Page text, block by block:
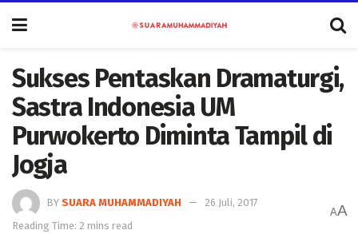
Sukses Pentaskan Dramaturgi,
Sastra Indonesia UM
Purwokerto Diminta Tampil di
Jogja
BY SUARA MUHAMMADIYAH
26 Juli, 2017
Reading Time: 2 mins read
AA